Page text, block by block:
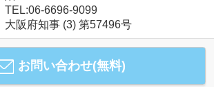
TEL:06-6696-9099
大阪府知事 (3) 第57496号
お問い合わせ(無料)